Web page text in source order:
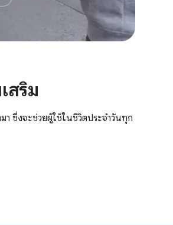
สริม
า ซึ่งจะช่วยผู้ใช้ในชีวิตประจำวันทุก